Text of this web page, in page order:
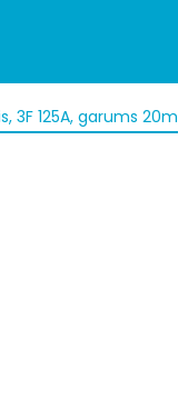
3F 125A, garums 20m